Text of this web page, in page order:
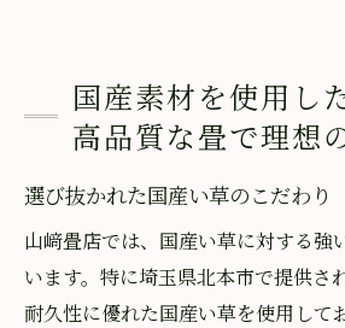
国産素材を使用し
高品質な畳で理想
選び抜かれた国産い草のこだわり
山﨑畳店では、国産い草に対する強
います。特に埼玉県北本市で提供さ
耐久性に優れた国産い草を使用して